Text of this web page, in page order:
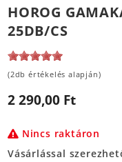
HOROG
25DB/CS
(2db értékelés alapján)
2 290,00 Ft
Nincs raktáron
Vásárlással